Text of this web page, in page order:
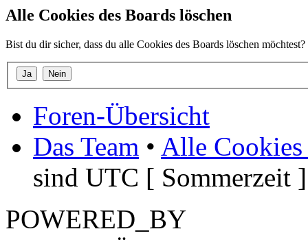
Alle Cookies des Boards löschen
Bist du dir sicher, dass du alle Cookies des Boards löschen möchtest?
Foren-Übersicht
Das Team • Alle Cookies
sind UTC [ Sommerzeit ]
POWERED_BY